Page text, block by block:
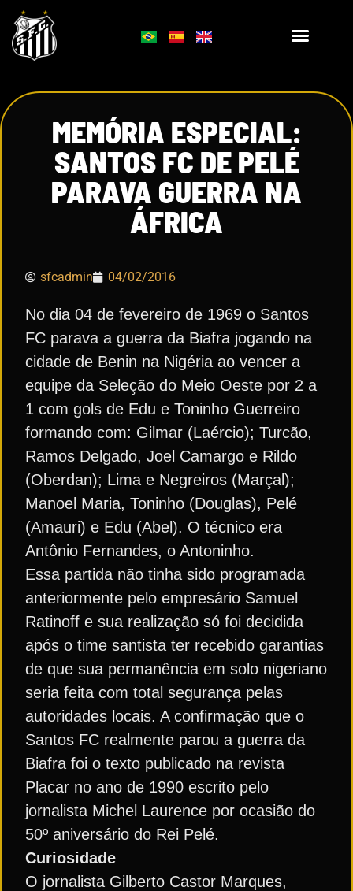
MEMÓRIA ESPECIAL:
SANTOS FC DE PELÉ
PARAVA GUERRA NA
ÁFRICA
sfcadmin 04/02/2016
No dia 04 de fevereiro de 1969 o Santos
FC parava a guerra da Biafra jogando na
cidade de Benin na Nigéria ao vencer a
equipe da Seleção do Meio Oeste por 2 a
1 com gols de Edu e Toninho Guerreiro
formando com: Gilmar (Laércio); Turcão,
Ramos Delgado, Joel Camargo e Rildo
(Oberdan); Lima e Negreiros (Marçal);
Manoel Maria, Toninho (Douglas), Pelé
(Amauri) e Edu (Abel). O técnico era
Antônio Fernandes, o Antoninho.
Essa partida não tinha sido programada
anteriormente pelo empresário Samuel
Ratinoff e sua realização só foi decidida
após o time santista ter recebido garantias
de que sua permanência em solo nigeriano
seria feita com total segurança pelas
autoridades locais. A confirmação que o
Santos FC realmente parou a guerra da
Biafra foi o texto publicado na revista
Placar no ano de 1990 escrito pelo
jornalista Michel Laurence por ocasião do
50º aniversário do Rei Pelé.
Curiosidade
O jornalista Gilberto Castor Marques,